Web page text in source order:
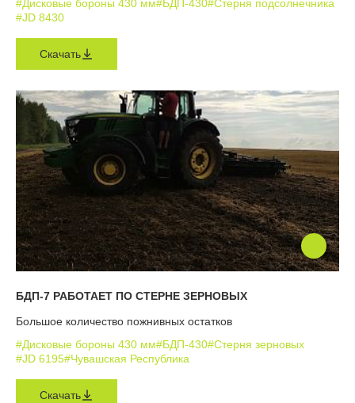
#Дисковые бороны 430 мм#БДП-430#Стерня подсолнечника
#JD 8430
Скачать
БДП-7 РАБОТАЕТ ПО СТЕРНЕ ЗЕРНОВЫХ
Большое количество пожнивных остатков
#Дисковые бороны 430 мм#БДП-430#Стерня зерновых
#JD 6195#Чувашская Республика
Скачать